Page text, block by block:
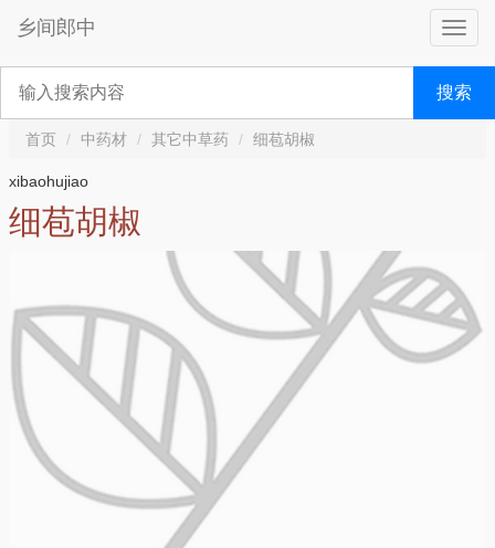
乡间郎中
搜索
首页 中药材 其它中草药 细苞胡椒
xibaohujiao
细苞胡椒